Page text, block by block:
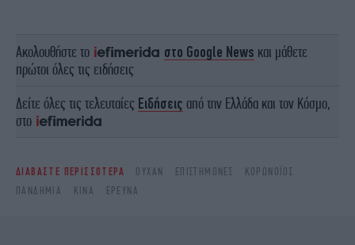
Ακολουθήστε το στο Google News και μάθετε
πρώτοι όλες τις ειδήσεις
Δείτε όλες τις τελευταίες Ειδήσεις από την Ελλάδα και τον Κόσμο,
στο
ΔΙΑΒΑΣΤΕ ΠΕΡΙΣΣΟΤΕΡΑ ΟΥΧΆΝ ΕΠΙΣΤΉΜΟΝΕΣ
ΚΟΡΩΝΟΪΌΣ
ΠΑΝΔΗΜΊΑ
ΚΊΝΑ ΈΡΕΥΝΑ